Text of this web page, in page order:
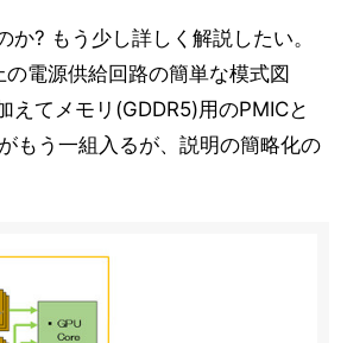
か? もう少し詳しく解説したい。
の電源供給回路の簡単な模式図
えてメモリ(GDDR5)用のPMICと
もう一組入るが、説明の簡略化の